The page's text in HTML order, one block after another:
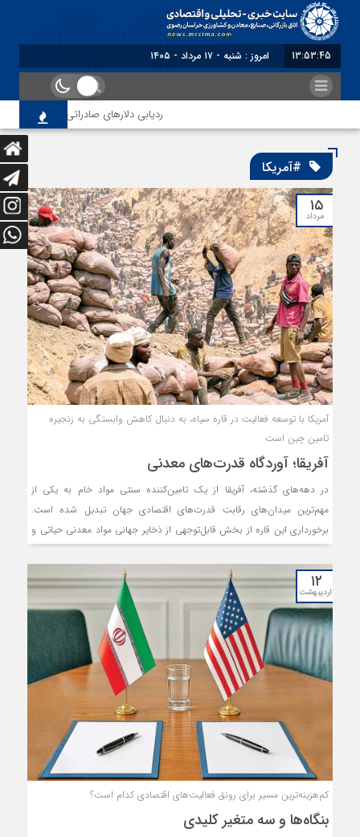
13:53:46 بر
ردیابی دلارهای صادراتی از اصلاح
#آمریکا
۱۵
مرداد
آمریکا با توسعه فعالیت در قاره سیاه، به دنبال کاهش وابستگی به زنجیره
تامین چین است
آفریقا؛ آوردگاه قدرت‌های معدنی
در دهه‌های گذشته، آفریقا از یک تامین‌کننده سنتی مواد خام به یکی از
مهم‌ترین میدان‌های رقابت قدرت‌های اقتصادی جهان تبدیل شده است.
برخورداری این قاره از بخش قابل‌توجهی از ذخایر جهانی مواد معدنی حیاتی و
برقی و فناوری‌های نوین به شکل چشم‌گیری ارتقا داده است. در این میان،
چین با سرمایه‌گذاری گسترده در استخراج، توسعه زیرساخت‌ها و ایجاد
ظرفیت‌های فرآوری طی حدود سه‌دهه گذشته، نفوذ قابل‌توجهی در بخش
معدن آفریقا به‌دست آورده و بخش مهمی از زنجیره جهانی تامین این مواد را
در اختیار گرفته است. اکنون ایالات متحده در تلاش است تا با کاهش
وابستگی خود به چین، جایگاه پررنگ‌تری در این رقابت به‌دست آورد.
۱۲
اردیبهشت
کم‌هزینه‌ترین مسیر برای رونق فعالیت‌های اقتصادی کدام است؟
بنگاه‌ها و سه متغیر کلیدی